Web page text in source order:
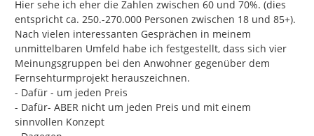
Hier sehe ich eher die Zahlen zwischen 60 und 70%. (dies
entspricht ca. 250.-270.000 Personen zwischen 18 und 85+).
Nach vielen interessanten Gesprächen in meinem
unmittelbaren Umfeld habe ich festgestellt, dass sich vier
Meinungsgruppen bei den Anwohner gegenüber dem
Fernsehturmprojekt herauszeichnen.
- Dafür - um jeden Preis
- Dafür- ABER nicht um jeden Preis und mit einem
sinnvollen Konzept